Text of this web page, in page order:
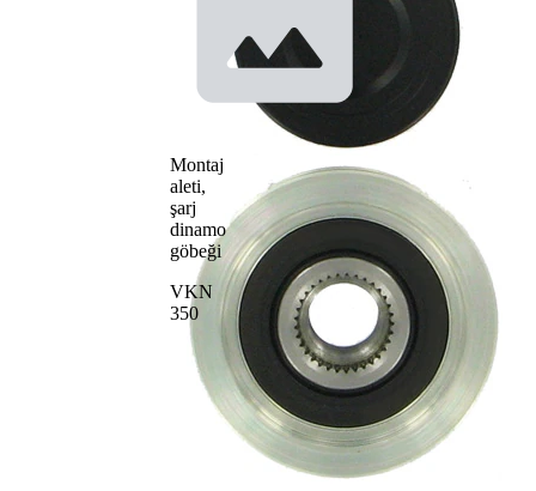
gerekli
numarası
234739.XX
Montaj
aleti,
şarj
dinamo
göbeği
VKN
350